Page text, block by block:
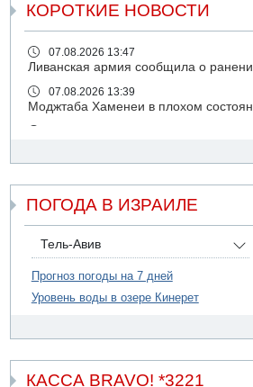
КОРОТКИЕ НОВОСТИ
07.08.2026 13:47
Ливанская армия сообщила о
07.08.2026 13:39
Моджтаба Хаменеи в плохом
свадьбу
07.08.2026 11:05
Саудовская Аравия опасается
иракских ополченцев
07.08.2026 08:29
В Бат-Яме утонул мужчина
07.08.2026 08:29
Стрельба в школе Таиланда
Недалеко от Бейт-Шемеша погиб
07.08.2026 06:24
Саудовская Аравия сообщает о
ПОГОДА В ИЗРАИЛЕ
Тель-Авив
Прогноз погоды на 7 дней
Уровень воды в озере Кинерет
КАССА BRAVO! *3221